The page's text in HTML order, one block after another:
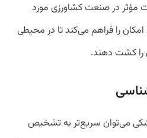
مؤثر در صنعت کشاورزی مورد
را فراهم می‌کند تا در محیطی
را کشت دهند.
می‌توان سریع‌تر به تشخیص